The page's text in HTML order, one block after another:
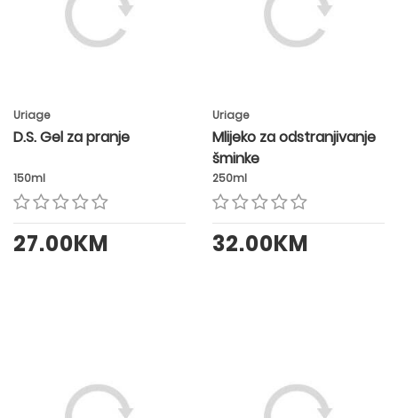
Uriage
D.S. Gel za pranje
150ml
27.00KM
Uriage
Mlijeko za odstranjivanje
šminke
250ml
32.00KM